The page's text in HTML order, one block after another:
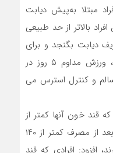
مبتلا به‌پیش دیابت
بالاتر از حد طبیعی
دیابت بگنجد و برای
کنترل آن توصیه به کاهش وزن ، ورزش مداوم ۵ روز در
، سالم و کنترل استرس می
که قند خون آنها کمتر از
۱۰۰ باشد و یا قند خون دو ساعت بعد از مصرف کمتر از ۱۴۰